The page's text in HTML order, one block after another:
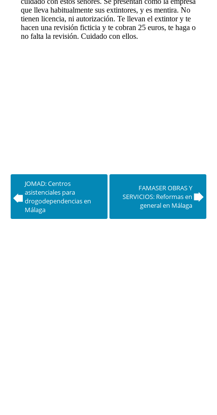
JOMAD: Centros
asistenciales para
drogodependencias en
Málaga
FAMASER OBRAS Y
SERVICIOS: Reformas en
general en Málaga